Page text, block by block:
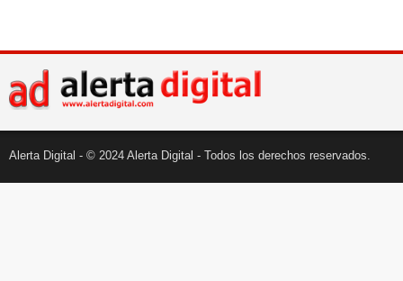
Alerta Digital - © 2024 Alerta Digital - Todos los derechos reservados.